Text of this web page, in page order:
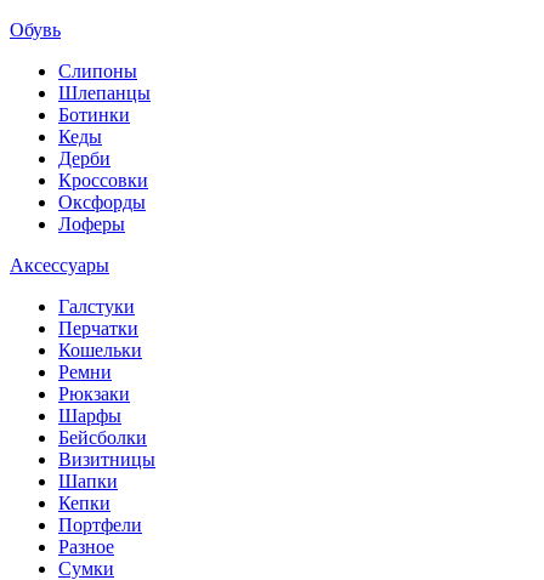
Обувь
Слипоны
Шлепанцы
Ботинки
Кеды
Дерби
Кроссовки
Оксфорды
Лоферы
Аксессуары
Галстуки
Перчатки
Кошельки
Ремни
Рюкзаки
Шарфы
Бейсболки
Визитницы
Шапки
Кепки
Портфели
Разное
Сумки